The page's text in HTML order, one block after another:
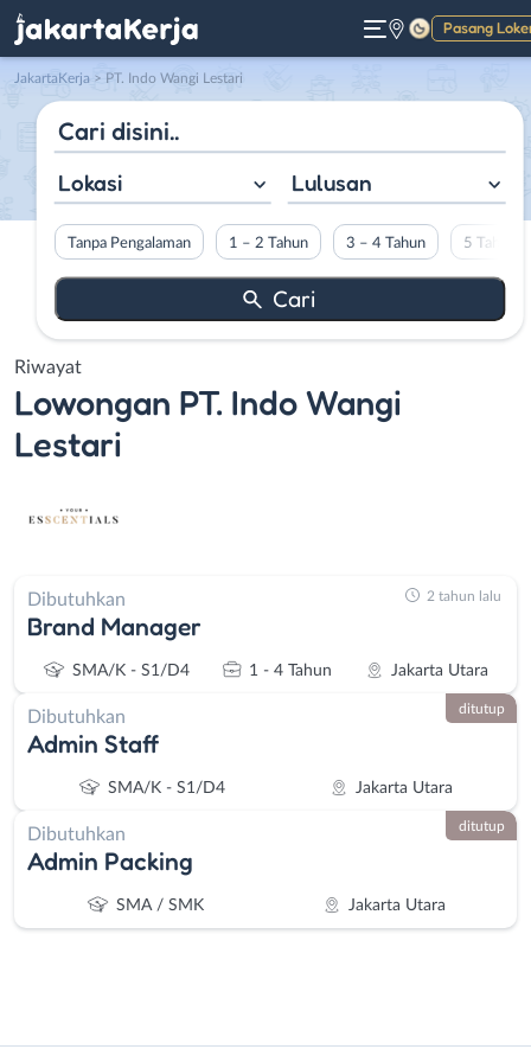
Pasang
Gelap
JakartaKerja > PT. Indo Wangi Lestari
Lokasi Lulusan
Tanpa Pengalaman 1 – 2 Tahun 3 – 4 Tahun 5 Tahun
Riwayat
Lowongan PT. Indo Wangi
Lestari
Dibutuhkan
Brand Manager
SMA/K - S1/D4 1 - 4 Tahun Jakarta Utara
2 tahun lalu
Dibutuhkan
Admin Staff
SMA/K - S1/D4 Jakarta Utara
ditutup
Dibutuhkan
Admin Packing
SMA / SMK Jakarta Utara
ditutup
Administrasi
Bebas